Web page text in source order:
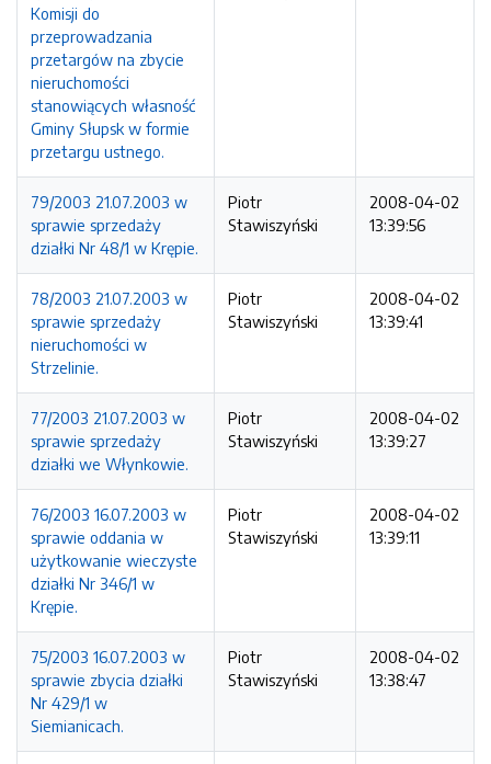
Komisji do
przeprowadzania
przetargów na zbycie
nieruchomości
stanowiących własność
Gminy Słupsk w formie
przetargu ustnego.
79/2003 21.07.2003 w
sprawie sprzedaży
działki Nr 48/1 w Krępie.
Piotr
Stawiszyński
2008-04-02
13:39:56
78/2003 21.07.2003 w
sprawie sprzedaży
nieruchomości w
Strzelinie.
Piotr
Stawiszyński
2008-04-02
13:39:41
77/2003 21.07.2003 w
sprawie sprzedaży
działki we Włynkowie.
Piotr
Stawiszyński
2008-04-02
13:39:27
76/2003 16.07.2003 w
sprawie oddania w
użytkowanie wieczyste
działki Nr 346/1 w
Krępie.
Piotr
Stawiszyński
2008-04-02
13:39:11
75/2003 16.07.2003 w
sprawie zbycia działki
Nr 429/1 w
Siemianicach.
Piotr
Stawiszyński
2008-04-02
13:38:47